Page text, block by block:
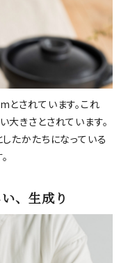
されています。これ
大きさとされています。
たかたちになっている
、生成り